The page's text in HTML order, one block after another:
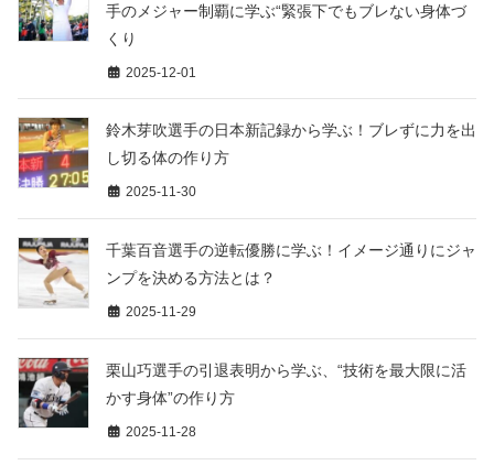
手のメジャー制覇に学ぶ“緊張下でもブレない身体づ
くり
2025-12-01
鈴木芽吹選手の日本新記録から学ぶ！ブレずに力を出
し切る体の作り方
2025-11-30
千葉百音選手の逆転優勝に学ぶ！イメージ通りにジャ
ンプを決める方法とは？
2025-11-29
栗山巧選手の引退表明から学ぶ、“技術を最大限に活
かす身体”の作り方
2025-11-28